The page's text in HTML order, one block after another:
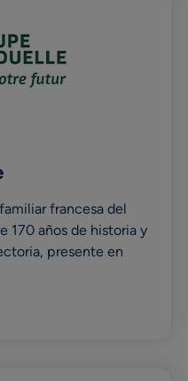
francesa del
170 años de historia y
presente en